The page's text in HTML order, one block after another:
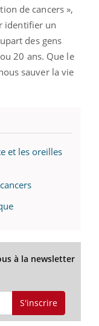
de cancers »,
identifier un
des gens
20 ans. Que le
sauver la vie
et les oreilles
à la newsletter
S'inscrire